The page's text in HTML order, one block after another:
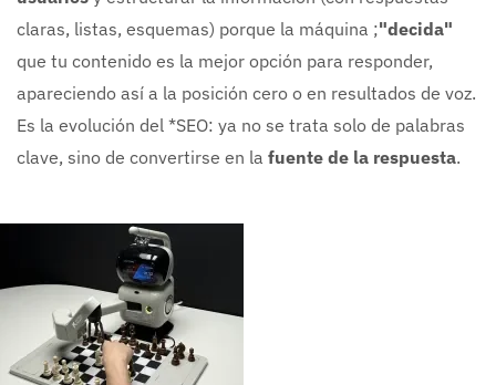
claras, listas, esquemas) porque la máquina ;"decida"
que tu contenido es la mejor opción para responder,
apareciendo así a la posición cero o en resultados de voz.
Es la evolución del *SEO: ya no se trata solo de palabras
clave, sino de convertirse en la fuente de la respuesta.